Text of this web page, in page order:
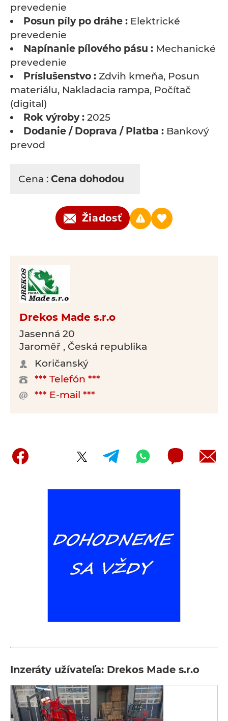
prevedenie
Posun píly po dráhe : Elektrické
prevedenie
Napínanie pílového pásu : Mechanické
prevedenie
Príslušenstvo : Zdvih kmeňa, Posun
materiálu, Nakladacia rampa, Počítač
(digital)
Rok výroby : 2025
Dodanie / Doprava / Platba : Bankový
prevod
Cena : Cena dohodou
Žiadosť
Drekos Made s.r.o
Jasenná 20
Jaroměř , Česká republika
Koričanský
*** Telefón ***
*** E-mail ***
Inzeráty užívateľa: Drekos Made s.r.o